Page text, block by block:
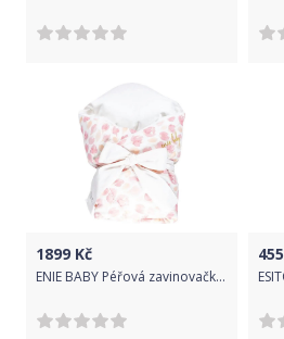
1899 Kč
ENIE BABY Péřová zavinovačka SATINE pink leaves 80x80 cm
455